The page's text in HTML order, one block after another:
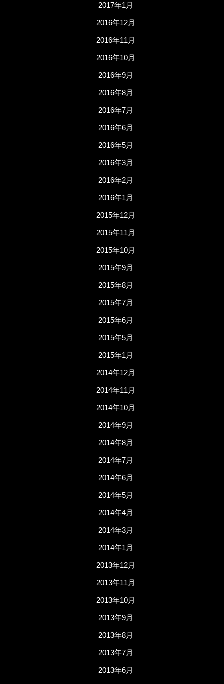
2017年1月
2016年12月
2016年11月
2016年10月
2016年9月
2016年8月
2016年7月
2016年6月
2016年5月
2016年3月
2016年2月
2016年1月
2015年12月
2015年11月
2015年10月
2015年9月
2015年8月
2015年7月
2015年6月
2015年5月
2015年1月
2014年12月
2014年11月
2014年10月
2014年9月
2014年8月
2014年7月
2014年6月
2014年5月
2014年4月
2014年3月
2014年1月
2013年12月
2013年11月
2013年10月
2013年9月
2013年8月
2013年7月
2013年6月